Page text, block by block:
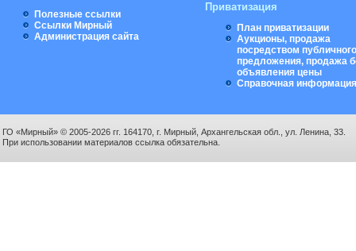
Полезные ссылки
Ссылки Мирный
Администрация сайта
Приватизация
План приватизации
Аукционы, продажа
посредством публичного
предложения, продажа
объявления цены
Справочная информация
ГО «Мирный» © 2005-2026 гг. 164170, г. Мирный, Архангельская обл., ул. Ленина, 33.
При использовании материалов ссылка обязательна.